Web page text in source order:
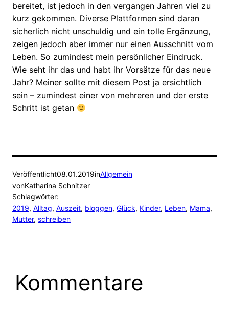
bereitet, ist jedoch in den vergangen Jahren viel zu
kurz gekommen. Diverse Plattformen sind daran
sicherlich nicht unschuldig und ein tolle Ergänzung,
zeigen jedoch aber immer nur einen Ausschnitt vom
Leben. So zumindest mein persönlicher Eindruck.
Wie seht ihr das und habt ihr Vorsätze für das neue
Jahr? Meiner sollte mit diesem Post ja ersichtlich
sein – zumindest einer von mehreren und der erste
Schritt ist getan
Veröffentlicht08.01.2019inAllgemein
vonKatharina Schnitzer
Schlagwörter:
2019, Alltag, Auszeit, bloggen, Glück, Kinder, Leben, Mama
Mutter, schreiben
Kommentare